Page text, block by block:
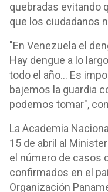
quebradas evitando
que los ciudadanos
"En Venezuela el
Hay dengue a lo
todo el año… Es
bajemos la guardia
podemos tomar",
La Academia
15 de abril al
el número de casos
confirmados en el
Organización